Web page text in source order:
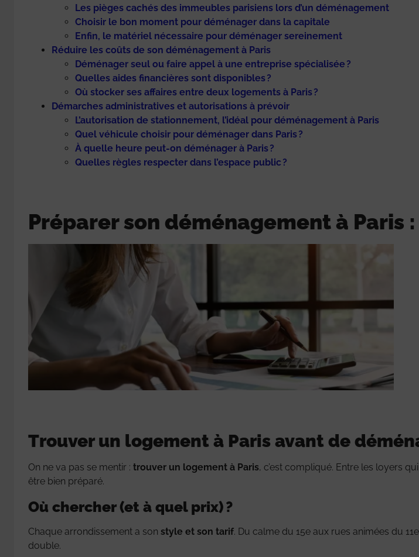
Les pièges cachés des immeubles parisiens lors d’un déménagement
Choisir le bon moment pour déménager dans la capitale
Enfin, le matériel nécessaire pour déménager sereinement
Réduire les coûts de son déménagement à Paris
Déménager seul ou faire appel à une entreprise spécialisée ?
Quelles aides financières sont disponibles ?
Où stocker ses affaires entre deux logements à Paris ?
Démarches administratives et autorisations à prévoir
L’autorisation de stationnement, l’idéal pour déménagement à Paris
Quel véhicule choisir pour déménager dans Paris ?
À quelle heure peut-on déménager à Paris ?
Quelles règles respecter dans l’espace public ?
Préparer son déménagement à Paris
Trouver un logement à Paris avant de
On ne va pas se mentir : trouver un logement à Paris, c’est compliqué. Entre les loyers
être bien préparé.
Où chercher (et à quel prix) ?
Chaque arrondissement a son style et son tarif. Du calme du 15e aux rues animées du
double.